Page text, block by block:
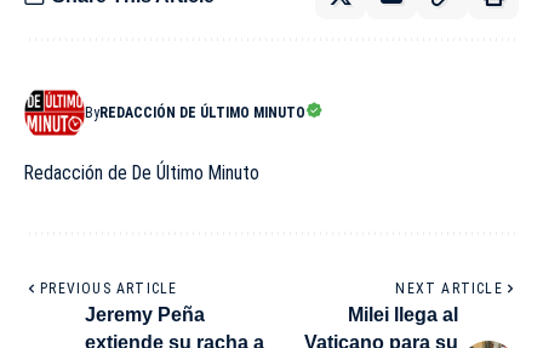
ByREDACCIÓN DE ÚLTIMO MINUTO
Redacción de De Último Minuto
PREVIOUS ARTICLE
Jeremy Peña
extiende su racha a
NEXT ARTICLE
Milei llega al
Vaticano para su